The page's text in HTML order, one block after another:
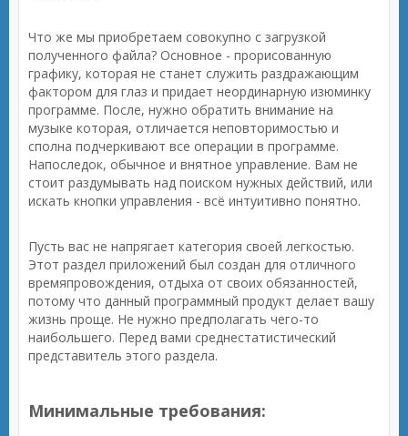
Что же мы приобретаем совокупно с загрузкой
полученного файла? Основное - прорисованную
графику, которая не станет служить раздражающим
фактором для глаз и придает неординарную изюминку
программе. После, нужно обратить внимание на
музыке которая, отличается неповторимостью и
сполна подчеркивают все операции в программе.
Напоследок, обычное и внятное управление. Вам не
стоит раздумывать над поиском нужных действий, или
искать кнопки управления - всё интуитивно понятно.
Пусть вас не напрягает категория своей легкостью.
Этот раздел приложений был создан для отличного
времяпровождения, отдыха от своих обязанностей,
потому что данный программный продукт делает вашу
жизнь проще. Не нужно предполагать чего-то
наибольшего. Перед вами среднестатистический
представитель этого раздела.
Минимальные требования: